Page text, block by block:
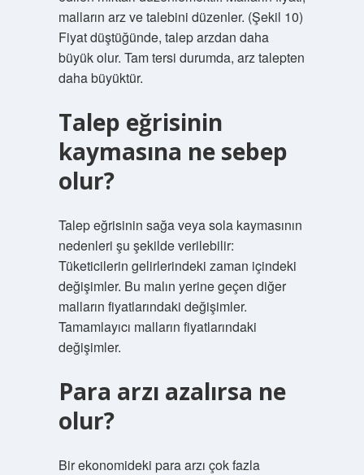
malların arz ve talebini düzenler. (Şekil 10)
Fiyat düştüğünde, talep arzdan daha
büyük olur. Tam tersi durumda, arz talepten
daha büyüktür.
Talep eğrisinin
kaymasına ne sebep
olur?
Talep eğrisinin sağa veya sola kaymasının
nedenleri şu şekilde verilebilir:
Tüketicilerin gelirlerindeki zaman içindeki
değişimler. Bu malın yerine geçen diğer
malların fiyatlarındaki değişimler.
Tamamlayıcı malların fiyatlarındaki
değişimler.
Para arzı azalırsa ne
olur?
Bir ekonomideki para arzı çok fazla